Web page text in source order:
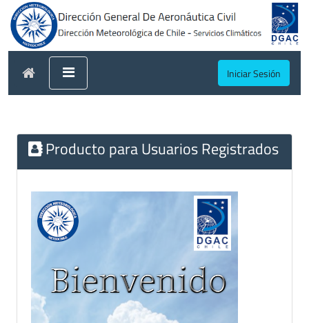
Iniciar Sesión
Producto para Usuarios Registrados